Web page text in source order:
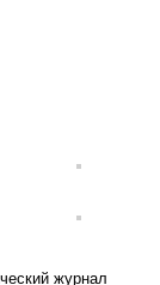
журнал